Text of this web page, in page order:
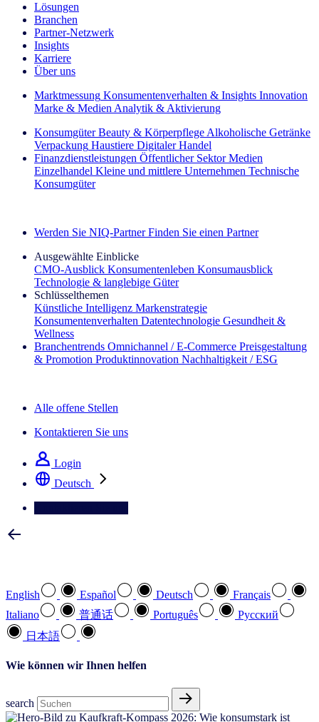
Lösungen
Branchen
Partner-Netzwerk
Insights
Karriere
Über uns
Marktmessung Konsumentenverhalten & Insights Innovation
Marke & Medien Analytik & Aktivierung
Konsumgüter Beauty & Körperpflege Alkoholische Getränke
Verpackung Haustiere Digitaler Handel
Finanzdienstleistungen Öffentlicher Sektor Medien
Einzelhandel Kleine und mittlere Unternehmen Technische
Konsumgüter
Werden Sie NIQ-Partner Finden Sie einen Partner
Ausgewählte Einblicke
CMO‑Ausblick Konsumentenleben Konsumausblick
Technologie & langlebige Güter
Schlüsselthemen
Künstliche Intelligenz Markenstrategie
Konsumentenverhalten Datentechnologie Gesundheit &
Wellness
Branchentrends Omnichannel / E‑Commerce Preisgestaltung
& Promotion Produktinnovation Nachhaltigkeit / ESG
Alle offene Stellen
Kontaktieren Sie uns
Login
Deutsch
English Español Deutsch
Français
Italiano
普通话 Português
Pусский
日本語
Wie können wir Ihnen helfen
search